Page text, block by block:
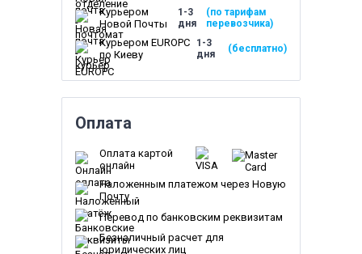
Курьером
Новой Почты
1-3
дня
(по тарифам
перевозчика)
Курьером EUROPC
по Киеву
1-3
дня
(бесплатно)
Оплата
Оплата картой
онлайн
Наложенным платежом через Новую
Почту
Перевод по банковским реквизитам
Безналичный расчет для
юридических лиц